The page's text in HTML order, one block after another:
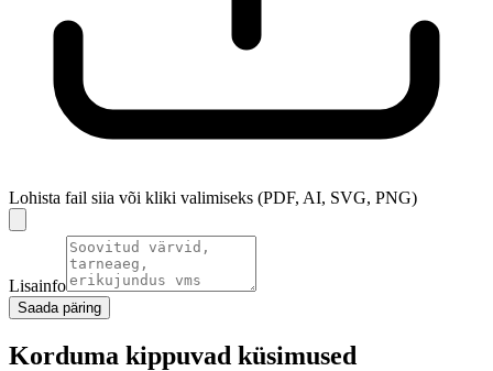
Lohista fail siia või kliki valimiseks (PDF, AI, SVG, PNG)
Lisainfo
Saada päring
Korduma kippuvad küsimused